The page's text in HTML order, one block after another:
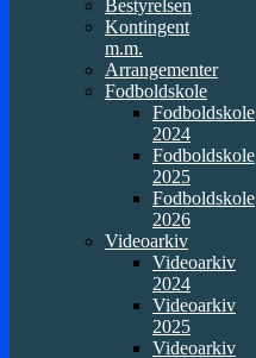
Bestyrelsen
Kontingent
m.m.
Arrangementer
Fodboldskole
Fodboldskole
2024
Fodboldskole
2025
Fodboldskole
2026
Videoarkiv
Videoarkiv
2024
Videoarkiv
2025
Videoarkiv